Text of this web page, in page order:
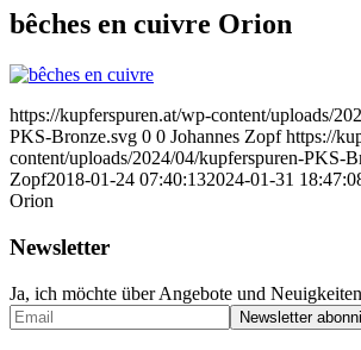
bêches en cuivre Orion
https://kupferspuren.at/wp-content/uploads/
PKS-Bronze.svg 0 0 Johannes Zopf https://
content/uploads/2024/04/kupferspuren-PKS-
Zopf2018-01-24 07:40:132024-01-31
Orion
Newsletter
Ja, ich möchte über Angebote und